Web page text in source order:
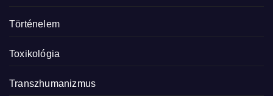
Történelem
Toxikológia
Transzhumanizmus